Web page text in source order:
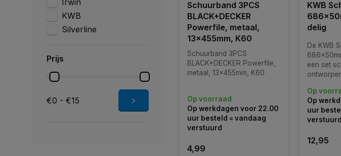
Irwin
KWB
Silverline
Prijs
€0 - €15
Schuurband 3PCS
BLACK+DECKER
Powerfile, metaal,
13x455mm, K60
Schuurband 3PCS
BLACK+DECKER Powerfile,
metaal, 13x455mm, K60
Op voorraad
Op werkdagen voor 22.00
uur besteld = vandaag
verstuurd
4,99
KWB
delig
De KWB
een set
Op
Op
uur
verstuurd
12,95